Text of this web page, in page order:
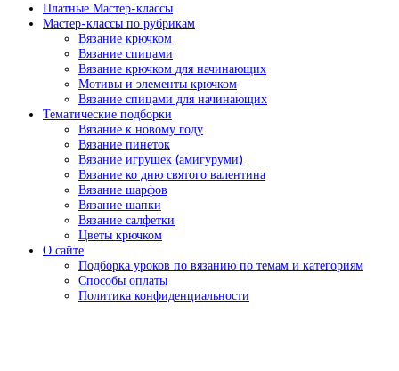
Платные Мастер-классы
Мастер-классы по рубрикам
Вязание крючком
Вязание спицами
Вязание крючком для начинающих
Мотивы и элементы крючком
Вязание спицами для начинающих
Тематические подборки
Вязание к новому году
Вязание пинеток
Вязание игрушек (амигуруми)
Вязание ко дню святого валентина
Вязание шарфов
Вязание шапки
Вязание салфетки
Цветы крючком
О сайте
Подборка уроков по вязанию по темам и категориям
Способы оплаты
Политика конфиденциальности